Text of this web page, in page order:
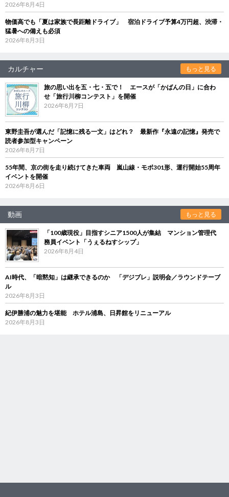
2026年8月4日
物価高でも「夏は家族で長距離ドライブ」 宿泊ドライブ予算4万円超、渋滞・
猛暑への備えも必須
2026年8月3日
カルチャー もっと見る
旅の思い出を五・七・五で！ エースが「かばんの日」に合わ
せ「旅行川柳コンテスト」を開催
2026年8月7日
東野圭吾が選んだ「記憶に残る一文」はどれ？ 最新作『永遠の記憶』発売で
読者参加型キャンペーン
2026年8月7日
55年間、京の街を走り続けてきた車両 嵐山線・モボ301形、運行開始55周年
イベントを開催
2026年8月6日
動画 もっと見る
「100歳現役」目指すシニア1500人が集結 マンション管理代
務員イベント「うぇるねすシップ」
2026年8月4日
AI時代、「暗黙知」は継承できるのか 「デジブレ」説明会／ラウンドテーブ
ル
2026年8月3日
紀伊勝浦の魅力を堪能 ホテル浦島、日昇館をリニューアル
2026年8月3日